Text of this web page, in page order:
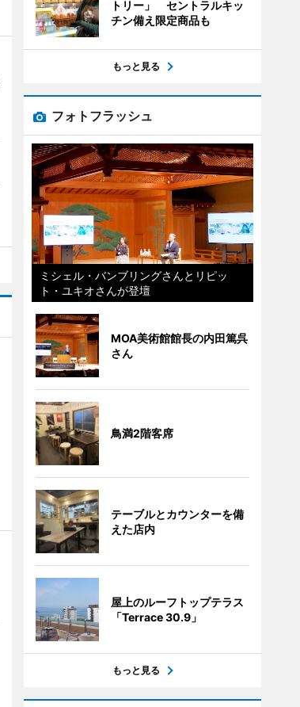
トリー」 セントラルキッ
チン備え限定商品も
もっと見る
フォトフラッシュ
ミシェル・バンブリングさんとリピッ
ト・ユキオさんが登壇
MOA美術館館長の内田篤呉
さん
鳥満2階客席
テーブルとカウンターを備
えた店内
屋上のルーフトップテラス
「Terrace 30.9」
もっと見る